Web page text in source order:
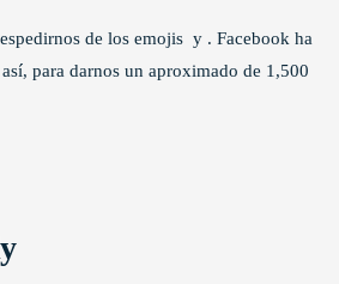
de los emojis y . Facebook ha
para darnos un aproximado de 1,500